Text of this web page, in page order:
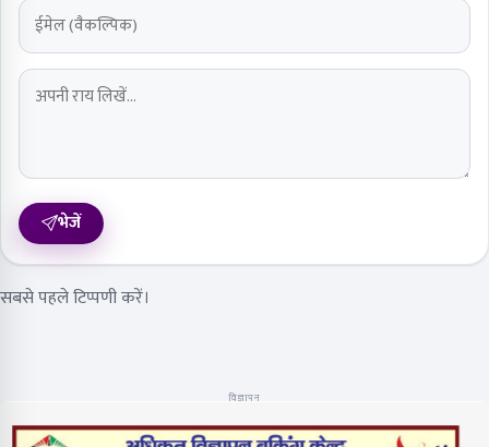
भेजें
सबसे पहले टिप्पणी करें।
विज्ञापन